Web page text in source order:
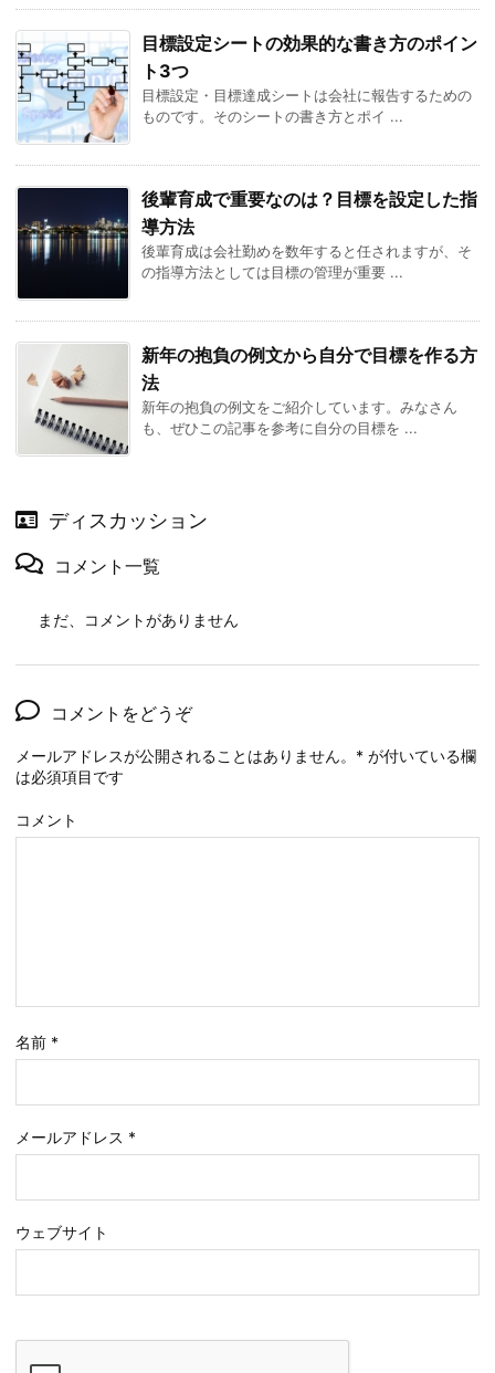
目標設定シートの効果的な書き方のポイン
ト3つ
目標設定・目標達成シートは会社に報告するための
ものです。そのシートの書き方とポイ ...
後輩育成で重要なのは？目標を設定した指
導方法
後輩育成は会社勤めを数年すると任されますが、そ
の指導方法としては目標の管理が重要 ...
新年の抱負の例文から自分で目標を作る方
法
新年の抱負の例文をご紹介しています。みなさん
も、ぜひこの記事を参考に自分の目標を ...
ディスカッション
コメント一覧
まだ、コメントがありません
コメントをどうぞ
メールアドレスが公開されることはありません。 * が付いている欄
は必須項目です
コメント
名前 *
メールアドレス *
ウェブサイト